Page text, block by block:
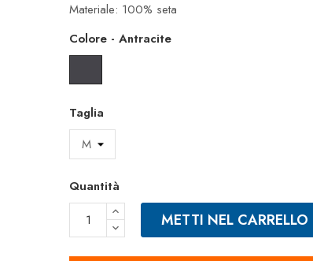
Materiale: 100% seta
Colore - Antracite
Taglia
Quantità
METTI NEL CARRELLO